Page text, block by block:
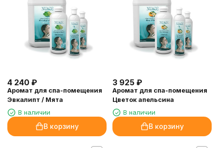
4 240 ₽
Аромат для спа-помещения
Эвкалипт / Мята
В наличии
В корзину
3 925 ₽
Аромат для спа-помещения
Цветок апельсина
В наличии
В корзину